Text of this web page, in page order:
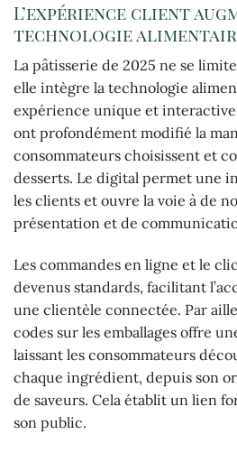
L’expérience client
technologie
La pâtisserie de 2025 ne se
elle intègre la technologie
expérience unique et
ont profondément modifié la
consommateurs choisissent et
desserts. Le digital permet une
les clients et ouvre la voie à de
présentation et de
Les commandes en ligne et le
devenus standards, facilitant
une clientèle connectée. Par
codes sur les emballages offre
laissant les consommateurs
chaque ingrédient, depuis son
de saveurs. Cela établit un lien
son public.